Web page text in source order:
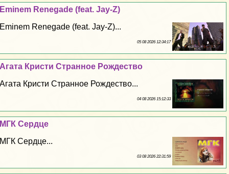
Eminem Renegade (feat. Jay-Z)
Eminem Renegade (feat. Jay-Z)...
05 08 2026 12:34:17
Агата Кристи Странное Рождество
Агата Кристи Странное Рождество...
04 08 2026 15:12:33
МГК Сердце
МГК Сердце...
03 08 2026 22:31:59